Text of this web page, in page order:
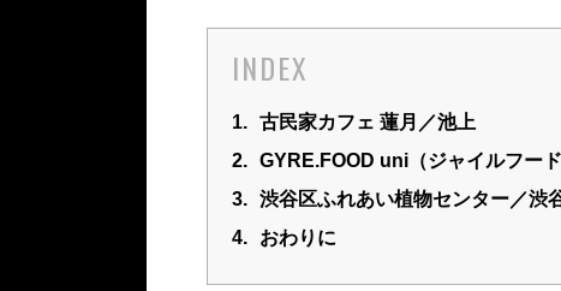
INDEX
1. 古民家カフェ 蓮月／池上
2. GYRE.FOOD uni（ジャイルフー
3. 渋谷区ふれあい植物センター／渋
4.
おわりに